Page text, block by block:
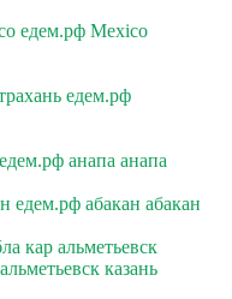
едем.рф Mexico
едем.рф
анапа анапа
едем.рф абакан абакан
кар альметьевск
казань